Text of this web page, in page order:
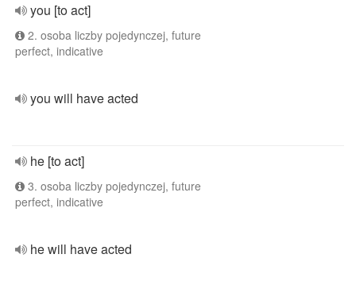
you [to act]
2. osoba liczby pojedynczej, future
perfect, indicative
you will have acted
he [to act]
3. osoba liczby pojedynczej, future
perfect, indicative
he will have acted